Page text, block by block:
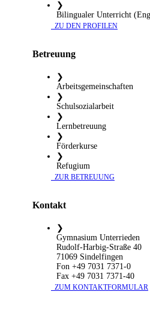
❯
Bilingualer Unterricht
​ ZU DEN PROFILEN
Betreuung
❯
Arbeitsgemeinschaften
❯
Schulsozialarbeit
❯
Lernbetreuung
❯
Förderkurse
❯
Refugium
​ ZUR BETREUUNG
Kontakt
❯
Gymnasium Unterrieden
Rudolf-Harbig-Straße 40
71069 Sindelfingen
Fon +49 7031 7371-0
Fax +49 7031 7371-40
​ ZUM KONTAKTFORMULAR